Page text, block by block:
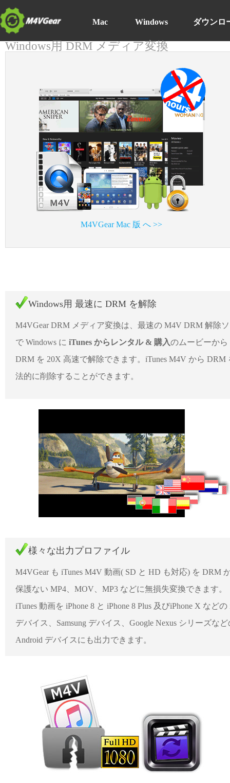
Mac Windows ダウンロ
Windows用 DRM メディア変換
M4VGear Mac 版 へ >>
Windows用 最速に DRM を解除
M4VGear DRM メディア変換は、最速の M4V DRM 解除
で Windows に iTunes からレンタル & 購入のムービーから
DRM を 20X 高速で解除できます。iTunes M4V から DRM
法的に削除することができます。
様々な出力プロファイル
M4VGear も iTunes M4V 動画( SD と HD も対応) を DRM
保護ない MP4、MOV、MP3 などに無損失変換できます。
iTunes 動画を iPhone 8 と iPhone 8 Plus 及びiPhone X などの
デバイス、Samsung デバイス、Google Nexus シリーズなど
Android デバイスにも出力できます。